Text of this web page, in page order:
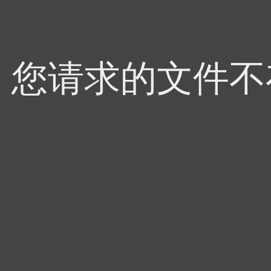
您请求的文件